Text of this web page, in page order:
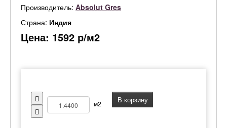
Производитель: Absolut Gres
Страна: Индия
Цена: 1592 р/м2
м2 В корзину